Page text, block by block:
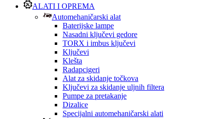
ALATI I OPREMA
Automehaničarski alat
Baterijske lampe
Nasadni ključevi gedore
TORX i imbus ključevi
Ključevi
Klešta
Radapcigeri
Alat za skidanje točkova
Ključevi za skidanje uljnih filtera
Pumpe za pretakanje
Dizalice
Specijalni automehaničarski alati